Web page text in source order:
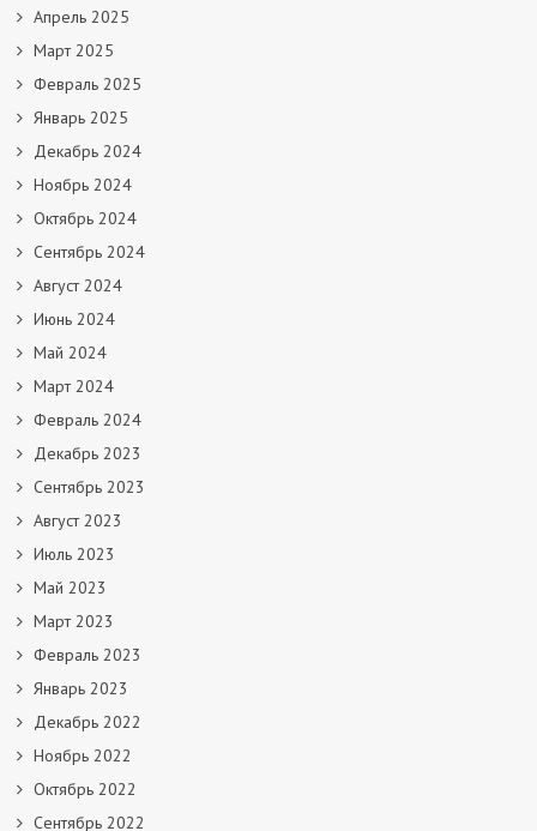
Апрель 2025
Март 2025
Февраль 2025
Январь 2025
Декабрь 2024
Ноябрь 2024
Октябрь 2024
Сентябрь 2024
Август 2024
Июнь 2024
Май 2024
Март 2024
Февраль 2024
Декабрь 2023
Сентябрь 2023
Август 2023
Июль 2023
Май 2023
Март 2023
Февраль 2023
Январь 2023
Декабрь 2022
Ноябрь 2022
Октябрь 2022
Сентябрь 2022